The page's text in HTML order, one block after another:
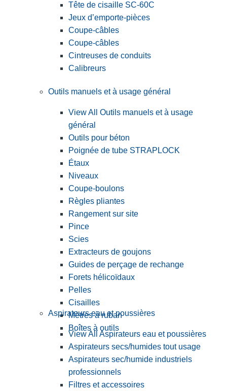
Tête de cisaille SC-60C
Jeux d’emporte-pièces
Coupe-câbles
Coupe-câbles
Cintreuses de conduits
Calibreurs
Outils manuels et à usage général
View All Outils manuels et à usage
général
Outils pour béton
Poignée de tube STRAPLOCK
Étaux
Niveaux
Coupe-boulons
Règles pliantes
Rangement sur site
Pince
Scies
Extracteurs de goujons
Guides de perçage de rechange
Forets hélicoïdaux
Pelles
Cisailles
Mètres à ruban
Boîtes à outils
Aspirateurs eau et poussières
View All Aspirateurs eau et poussières
Aspirateurs secs/humides tout usage
Aspirateurs sec/humide industriels
professionnels
Filtres et accessoires